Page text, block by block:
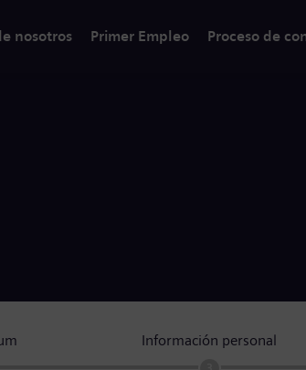
nosotros Primer Empleo Proceso de
Información personal